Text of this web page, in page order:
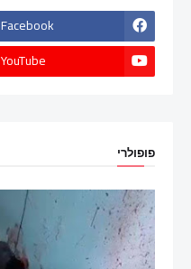
Facebook
YouTube
פופולרי